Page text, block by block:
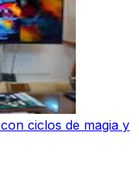
ciclos de magia y